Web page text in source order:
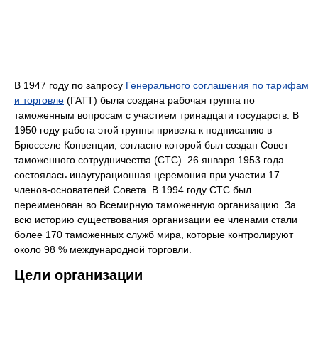
В 1947 году по запросу Генерального соглашения по тарифам
и торговле (ГАТТ) была создана рабочая группа по
таможенным вопросам с участием тринадцати государств. В
1950 году работа этой группы привела к подписанию в
Брюсселе Конвенции, согласно которой был создан Совет
таможенного сотрудничества (СТС). 26 января 1953 года
состоялась инаугурационная церемония при участии 17
членов-основателей Совета. В 1994 году СТС был
переименован во Всемирную таможенную организацию. За
всю историю существования организации ее членами стали
более 170 таможенных служб мира, которые контролируют
около 98 % международной торговли.
Цели организации